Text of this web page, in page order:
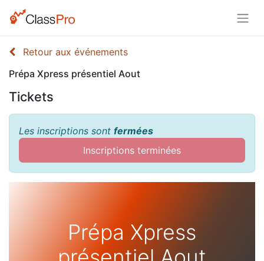
Retour aux événements
Prépa Xpress présentiel Aout
Tickets
Les inscriptions sont fermées
Inscriptions terminées
Prépa Xpress